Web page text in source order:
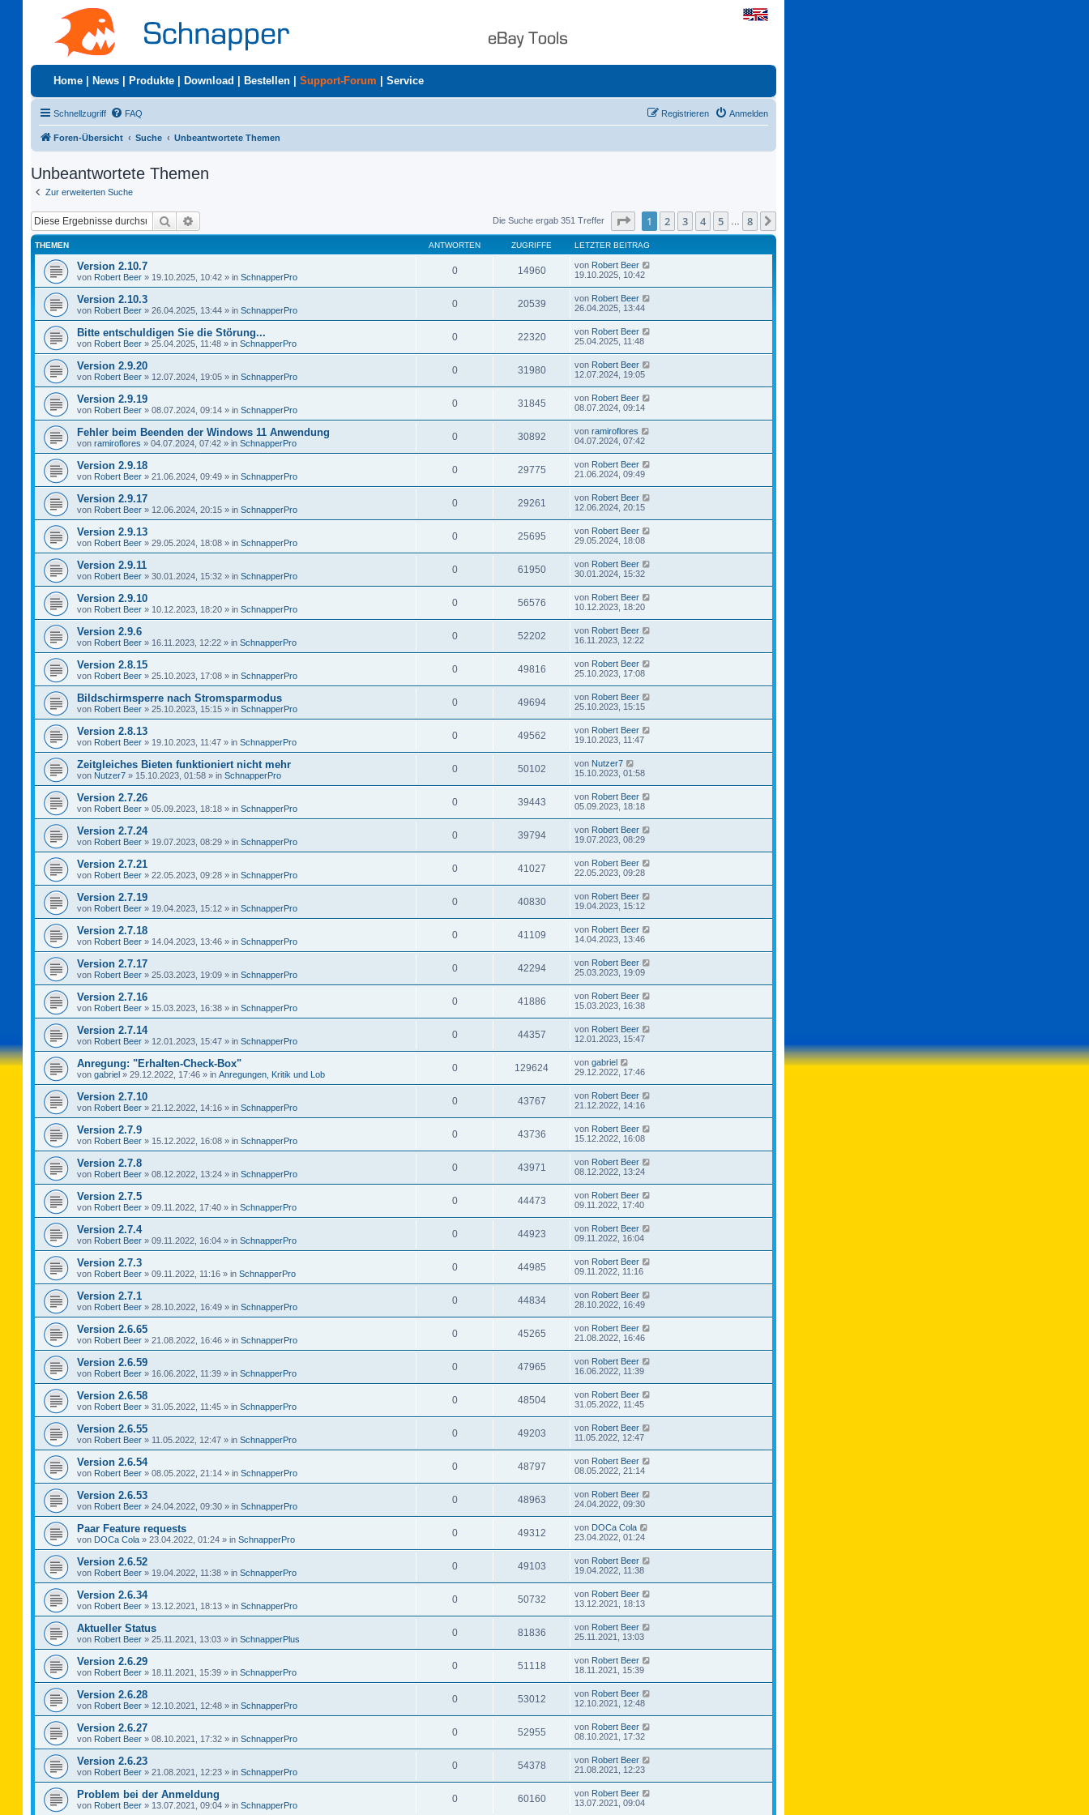
Home News Produkte Download Bestellen Support-Forum Service
Schnellzugriff FAQ Anmelden
Registrieren
Foren-Übersicht Suche Unbeantwortete Themen
Unbeantwortete Themen
Zur erweiterten Suche
Suche Die Suche ergab 351 Treffer Seite von8
1 2 3 4 5 8
THEMEN ANTWORTEN ZUGRIFFE LETZTER BEITRAG
Version 2.10.7
von Robert Beer » 19.10.2025, 10:42 » in SchnapperPro
0 14960 von Robert Beer
19.10.2025, 10:42
Version 2.10.3
von Robert Beer » 26.04.2025, 13:44 » in SchnapperPro
0 20539 von Robert Beer
26.04.2025, 13:44
Bitte entschuldigen Sie die Störung...
von Robert Beer » 25.04.2025, 11:48 » in SchnapperPro
0 22320 von Robert Beer
25.04.2025, 11:48
Version 2.9.20
von Robert Beer » 12.07.2024, 19:05 » in SchnapperPro
0 31980 von Robert Beer
12.07.2024, 19:05
Version 2.9.19
von Robert Beer » 08.07.2024, 09:14 » in SchnapperPro
0 31845 von Robert Beer
08.07.2024, 09:14
Fehler beim Beenden der Windows 11 Anwendung
von ramiroflores » 04.07.2024, 07:42 » in SchnapperPro
0 30892 von ramiroflores
04.07.2024, 07:42
Version 2.9.18
von Robert Beer » 21.06.2024, 09:49 » in SchnapperPro
0 29775 von Robert Beer
21.06.2024, 09:49
Version 2.9.17
von Robert Beer » 12.06.2024, 20:15 » in SchnapperPro
0 29261 von Robert Beer
12.06.2024, 20:15
Version 2.9.13
von Robert Beer » 29.05.2024, 18:08 » in SchnapperPro
0 25695 von Robert Beer
29.05.2024, 18:08
Version 2.9.11
von Robert Beer » 30.01.2024, 15:32 » in SchnapperPro
0 61950 von Robert Beer
30.01.2024, 15:32
Version 2.9.10
von Robert Beer » 10.12.2023, 18:20 » in SchnapperPro
0 56576 von Robert Beer
10.12.2023, 18:20
Version 2.9.6
von Robert Beer » 16.11.2023, 12:22 » in SchnapperPro
0 52202 von Robert Beer
16.11.2023, 12:22
Version 2.8.15
von Robert Beer » 25.10.2023, 17:08 » in SchnapperPro
0 49816 von Robert Beer
25.10.2023, 17:08
Bildschirmsperre nach Stromsparmodus
von Robert Beer » 25.10.2023, 15:15 » in SchnapperPro
0 49694 von Robert Beer
25.10.2023, 15:15
Version 2.8.13
von Robert Beer » 19.10.2023, 11:47 » in SchnapperPro
0 49562 von Robert Beer
19.10.2023, 11:47
Zeitgleiches Bieten funktioniert nicht mehr
von Nutzer7 » 15.10.2023, 01:58 » in SchnapperPro
0 50102 von Nutzer7
15.10.2023, 01:58
Version 2.7.26
von Robert Beer » 05.09.2023, 18:18 » in SchnapperPro
0 39443 von Robert Beer
05.09.2023, 18:18
Version 2.7.24
von Robert Beer » 19.07.2023, 08:29 » in SchnapperPro
0 39794 von Robert Beer
19.07.2023, 08:29
Version 2.7.21
von Robert Beer » 22.05.2023, 09:28 » in SchnapperPro
0 41027 von Robert Beer
22.05.2023, 09:28
Version 2.7.19
von Robert Beer » 19.04.2023, 15:12 » in SchnapperPro
0 40830 von Robert Beer
19.04.2023, 15:12
Version 2.7.18
von Robert Beer » 14.04.2023, 13:46 » in SchnapperPro
0 41109 von Robert Beer
14.04.2023, 13:46
Version 2.7.17
von Robert Beer » 25.03.2023, 19:09 » in SchnapperPro
0 42294 von Robert Beer
25.03.2023, 19:09
Version 2.7.16
von Robert Beer » 15.03.2023, 16:38 » in SchnapperPro
0 41886 von Robert Beer
15.03.2023, 16:38
Version 2.7.14
von Robert Beer » 12.01.2023, 15:47 » in SchnapperPro
0 44357 von Robert Beer
12.01.2023, 15:47
Anregung: "Erhalten-Check-Box"
von gabriel » 29.12.2022, 17:46 » in Anregungen, Kritik und Lob
0 129624 von gabriel
29.12.2022, 17:46
Version 2.7.10
von Robert Beer » 21.12.2022, 14:16 » in SchnapperPro
0 43767 von Robert Beer
21.12.2022, 14:16
Version 2.7.9
von Robert Beer » 15.12.2022, 16:08 » in SchnapperPro
0 43736 von Robert Beer
15.12.2022, 16:08
Version 2.7.8
von Robert Beer » 08.12.2022, 13:24 » in SchnapperPro
0 43971 von Robert Beer
08.12.2022, 13:24
Version 2.7.5
von Robert Beer » 09.11.2022, 17:40 » in SchnapperPro
0 44473 von Robert Beer
09.11.2022, 17:40
Version 2.7.4
von Robert Beer » 09.11.2022, 16:04 » in SchnapperPro
0 44923 von Robert Beer
09.11.2022, 16:04
Version 2.7.3
von Robert Beer » 09.11.2022, 11:16 » in SchnapperPro
0 44985 von Robert Beer
09.11.2022, 11:16
Version 2.7.1
von Robert Beer » 28.10.2022, 16:49 » in SchnapperPro
0 44834 von Robert Beer
28.10.2022, 16:49
Version 2.6.65
von Robert Beer » 21.08.2022, 16:46 » in SchnapperPro
0 45265 von Robert Beer
21.08.2022, 16:46
Version 2.6.59
von Robert Beer » 16.06.2022, 11:39 » in SchnapperPro
0 47965 von Robert Beer
16.06.2022, 11:39
Version 2.6.58
von Robert Beer » 31.05.2022, 11:45 » in SchnapperPro
0 48504 von Robert Beer
31.05.2022, 11:45
Version 2.6.55
von Robert Beer » 11.05.2022, 12:47 » in SchnapperPro
0 49203 von Robert Beer
11.05.2022, 12:47
Version 2.6.54
von Robert Beer » 08.05.2022, 21:14 » in SchnapperPro
0 48797 von Robert Beer
08.05.2022, 21:14
Version 2.6.53
von Robert Beer » 24.04.2022, 09:30 » in SchnapperPro
0 48963 von Robert Beer
24.04.2022, 09:30
Paar Feature requests
von DOCa Cola » 23.04.2022, 01:24 » in SchnapperPro
0 49312 von DOCa Cola
23.04.2022, 01:24
Version 2.6.52
von Robert Beer » 19.04.2022, 11:38 » in SchnapperPro
0 49103 von Robert Beer
19.04.2022, 11:38
Version 2.6.34
von Robert Beer » 13.12.2021, 18:13 » in SchnapperPro
0 50732 von Robert Beer
13.12.2021, 18:13
Aktueller Status
von Robert Beer » 25.11.2021, 13:03 » in SchnapperPlus
0 81836 von Robert Beer
25.11.2021, 13:03
Version 2.6.29
von Robert Beer » 18.11.2021, 15:39 » in SchnapperPro
0 51118 von Robert Beer
18.11.2021, 15:39
Version 2.6.28
von Robert Beer » 12.10.2021, 12:48 » in SchnapperPro
0 53012 von Robert Beer
12.10.2021, 12:48
Version 2.6.27
von Robert Beer » 08.10.2021, 17:32 » in SchnapperPro
0 52955 von Robert Beer
08.10.2021, 17:32
Version 2.6.23
von Robert Beer » 21.08.2021, 12:23 » in SchnapperPro
0 54378 von Robert Beer
21.08.2021, 12:23
Problem bei der Anmeldung
von Robert Beer » 13.07.2021, 09:04 » in SchnapperPro
0 60160 von Robert Beer
13.07.2021, 09:04